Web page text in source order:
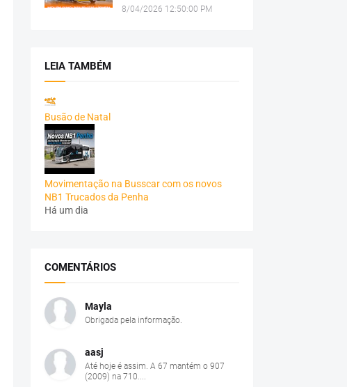
8/04/2026 12:50:00 PM
LEIA TAMBÉM
Busão de Natal
Movimentação na Busscar com os novos
NB1 Trucados da Penha
Há um dia
COMENTÁRIOS
Mayla
Obrigada pela informação.
aasj
Até hoje é assim. A 67 mantém o 907
(2009) na 710....